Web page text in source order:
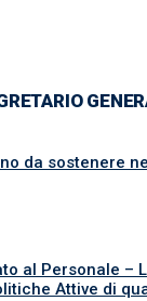
da sostenere
al Personale –
Attive di